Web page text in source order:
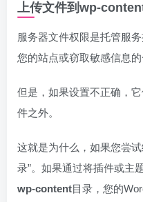
上传文件到wp-
服务器文件权限是托管服
您的站点或窃取敏感信息的
但是，如果设置不正确，
件之外。
这就是为什么，如果您尝
录”。如果通过将插件或主
wp-content目录，您的